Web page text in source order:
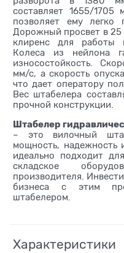
составляет 1655/
позволяет ему легко
Дорожный просвет в 25
клиренс для работы
Колеса из нейлона
износостойкость.
мм/с, а скорость
что дает оператору
Вес штабелера
прочной конструкции.
Штабелер
– это вилочный
мощность, надежность
идеально подходит
складское
производителя.
бизнеса с этим
штабелером.
Характеристики